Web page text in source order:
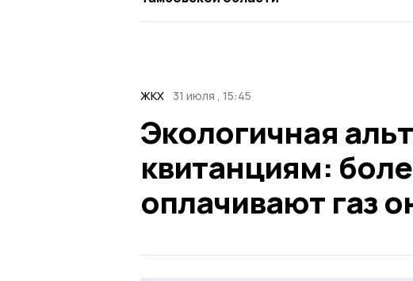
ЖКХ 31 июля , 15:45
Экологичная
квитанциям:
оплачивают газ